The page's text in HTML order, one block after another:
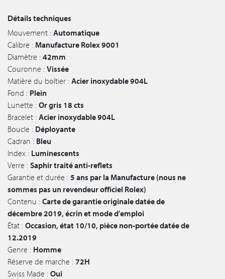
Détails techniques
Mouvement : Automatique
Calibre : Manufacture Rolex 9001
Diamètre : 42mm
Couronne : Vissée
Matière du boîtier : Acier inoxydable 904L
Fond : Plein
Lunette : Or gris 18 cts
Bracelet : Acier inoxydable 904L
Boucle : Déployante
Cadran : Bleu
Index : Luminescents
Verre : Saphir traité anti-reflets
Garantie et durée : 5 ans par la Manufacture (nous ne
sommes pas un revendeur officiel Rolex)
Contenu : Carte de garantie originale datée de
décembre 2019, écrin et mode d'emploi
État : Occasion, état 10/10, pièce non-portée datée de
12.2019
Genre : Homme
Réserve de marche : 72H
Swiss Made : Oui